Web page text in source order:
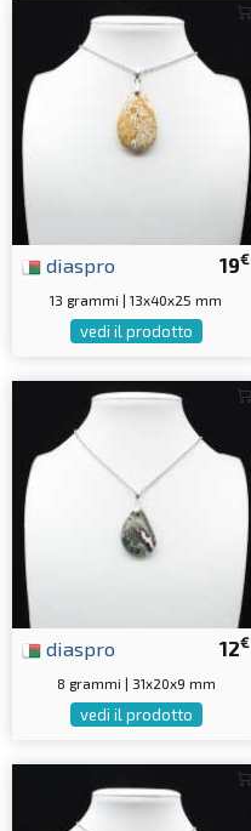
19€
diaspro
13 grammi | 13x40x25 mm
vedi il prodotto
12€
diaspro
8 grammi | 31x20x9 mm
vedi il prodotto